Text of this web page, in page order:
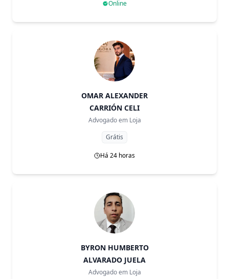
Online
OMAR ALEXANDER
CARRIÓN CELI
Advogado em Loja
Grátis
Há 24 horas
BYRON HUMBERTO
ALVARADO JUELA
Advogado em Loja